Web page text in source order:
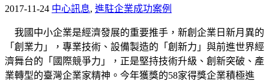
2017-11-24 中心訊息, 進駐企業成功案例
我國中小企業是經濟發展的重要推手，新創企業日新月異的
「創業力」，專業技術、設備製造的「創新力」與前進世界經
濟舞台的「國際競爭力」，正是堅持技術升級、創新突破、產
業轉型的臺灣企業家精神。今年獲獎的58家得獎企業積極進